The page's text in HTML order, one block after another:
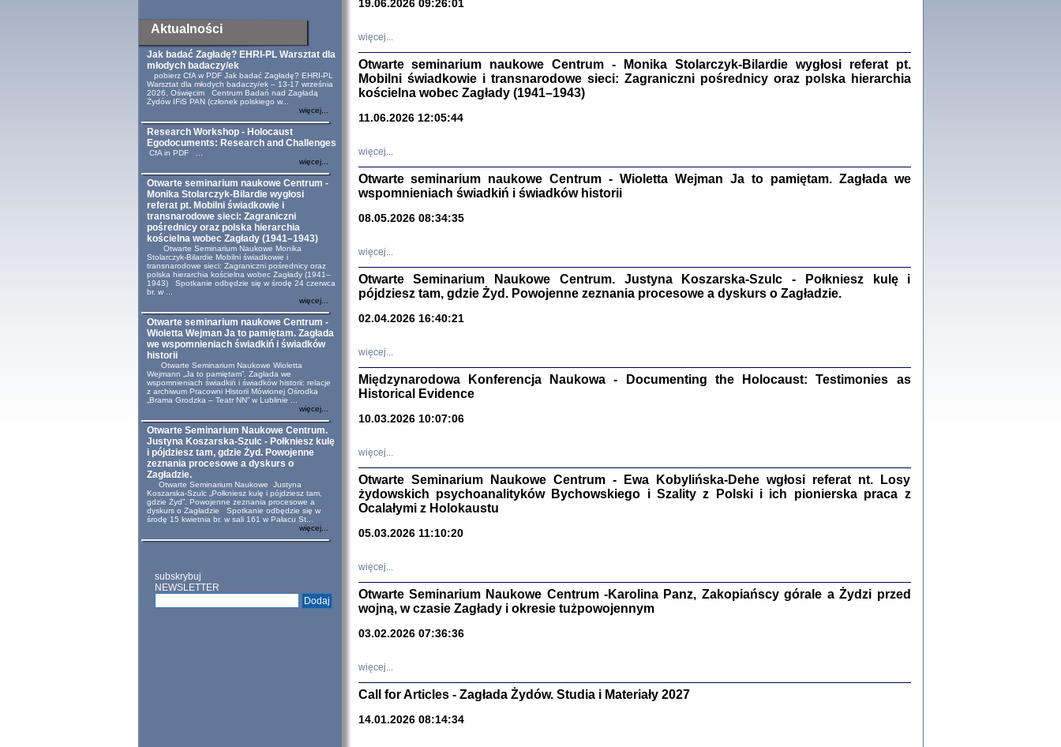
Aktualności
Jak badać Zagładę? EHRI-PL Warsztat dla
młodych badaczy/ek
pobierz CfA w PDF Jak badać Zagładę? EHRI-PL
Warsztat dla młodych badaczy/ek – 13-17 września
2026, Oświęcim Centrum Badań nad Zagładą
Żydów IFiS PAN (członek polskiego w...
więcej...
Research Workshop - Holocaust
Egodocuments: Research and Challenges
CfA in PDF ...
więcej...
Otwarte seminarium naukowe Centrum -
Monika Stolarczyk-Bilardie wygłosi
referat pt. Mobilni świadkowie i
transnarodowe sieci: Zagraniczni
pośrednicy oraz polska hierarchia
kościelna wobec Zagłady (1941–1943)
Otwarte Seminarium Naukowe Monika
Stolarczyk-Bilardie Mobilni świadkowie i
transnarodowe sieci: Zagraniczni pośrednicy oraz
polska hierarchia kościelna wobec Zagłady (1941–
1943) Spotkanie odbędzie się w środę 24 czerwca
br. w ...
więcej...
Otwarte seminarium naukowe Centrum -
Wioletta Wejman Ja to pamiętam. Zagłada
we wspomnieniach świadkiń i świadków
historii
Otwarte Seminarium Naukowe Wioletta
Wejmann „Ja to pamiętam”. Zagłada we
wspomnieniach świadkiń i świadków historii: relacje
z archiwum Pracowni Historii Mówionej Ośrodka
„Brama Grodzka – Teatr NN” w Lublinie ...
więcej...
Otwarte Seminarium Naukowe Centrum.
Justyna Koszarska-Szulc - Połkniesz kulę
i pójdziesz tam, gdzie Żyd. Powojenne
zeznania procesowe a dyskurs o
Zagładzie.
Otwarte Seminarium Naukowe Justyna
Koszarska-Szulc „Połkniesz kulę i pójdziesz tam,
gdzie Żyd”. Powojenne zeznania procesowe a
dyskurs o Zagładzie Spotkanie odbędzie się w
środę 15 kwietnia br. w sali 161 w Pałacu St...
więcej...
subskrybuj
NEWSLETTER
oprac. Aleksandra Bańkowska
Warszawa 2022
oprac. Aleksandra Bańkowska, wstęp Jacek Leociak
Warszawa 2021
Studia i Materiały
nr 17, R. 2021
NIE WIEMY CO PRZYNIESIE NAM KOLEJNA GODZINA ...
Dziennik pisany w ukryciu w latach 1943-1944
Zagłada Żydów.
19.06.2026 09:26:01
więcej...
Otwarte seminarium naukowe Centrum - Monika Stolarczyk-Bilardie wygłosi referat pt.
Mobilni świadkowie i transnarodowe sieci: Zagraniczni pośrednicy oraz polska hierarchia
kościelna wobec Zagłady (1941–1943)
11.06.2026 12:05:44
więcej...
Otwarte seminarium naukowe Centrum - Wioletta Wejman Ja to pamiętam. Zagłada we
wspomnieniach świadkiń i świadków historii
08.05.2026 08:34:35
więcej...
Otwarte Seminarium Naukowe Centrum. Justyna Koszarska-Szulc - Połkniesz kulę i
pójdziesz tam, gdzie Żyd. Powojenne zeznania procesowe a dyskurs o Zagładzie.
02.04.2026 16:40:21
więcej...
Międzynarodowa Konferencja Naukowa - Documenting the Holocaust: Testimonies as
Historical Evidence
10.03.2026 10:07:06
więcej...
Otwarte Seminarium Naukowe Centrum - Ewa Kobylińska-Dehe wgłosi referat nt. Losy
żydowskich psychoanalityków Bychowskiego i Szality z Polski i ich pionierska praca z
Ocalałymi z Holokaustu
05.03.2026 11:10:20
więcej...
Otwarte Seminarium Naukowe Centrum -Karolina Panz, Zakopiańscy górale a Żydzi przed
wojną, w czasie Zagłady i okresie tużpowojennym
03.02.2026 07:36:36
więcej...
Call for Articles - Zagłada Żydów. Studia i Materiały 2027
14.01.2026 08:14:34